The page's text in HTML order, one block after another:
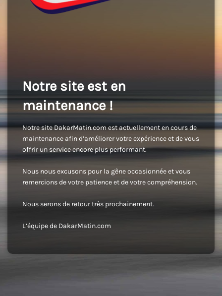
Notre site est en
maintenance !
Notre site DakarMatin.com est actuellement en cours de
maintenance afin d’améliorer votre expérience et de vous
offrir un service encore plus performant.
Nous nous excusons pour la gêne occasionnée et vous
remercions de votre patience et de votre compréhension.
Nous serons de retour très prochainement.
L’équipe de DakarMatin.com